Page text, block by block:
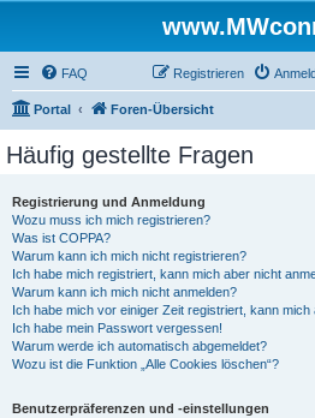
FAQ Registrieren
Portal Foren-Übersicht
Häufig gestellte Fragen
Registrierung und Anmeldung
Wozu muss ich mich registrieren?
Was ist COPPA?
Warum kann ich mich nicht registrieren?
Ich habe mich registriert, kann mich aber nicht
Warum kann ich mich nicht anmelden?
Ich habe mich vor einiger Zeit registriert, kann mich
Ich habe mein Passwort vergessen!
Warum werde ich automatisch abgemeldet?
Wozu ist die Funktion „Alle Cookies löschen“?
Benutzerpräferenzen und -einstellungen